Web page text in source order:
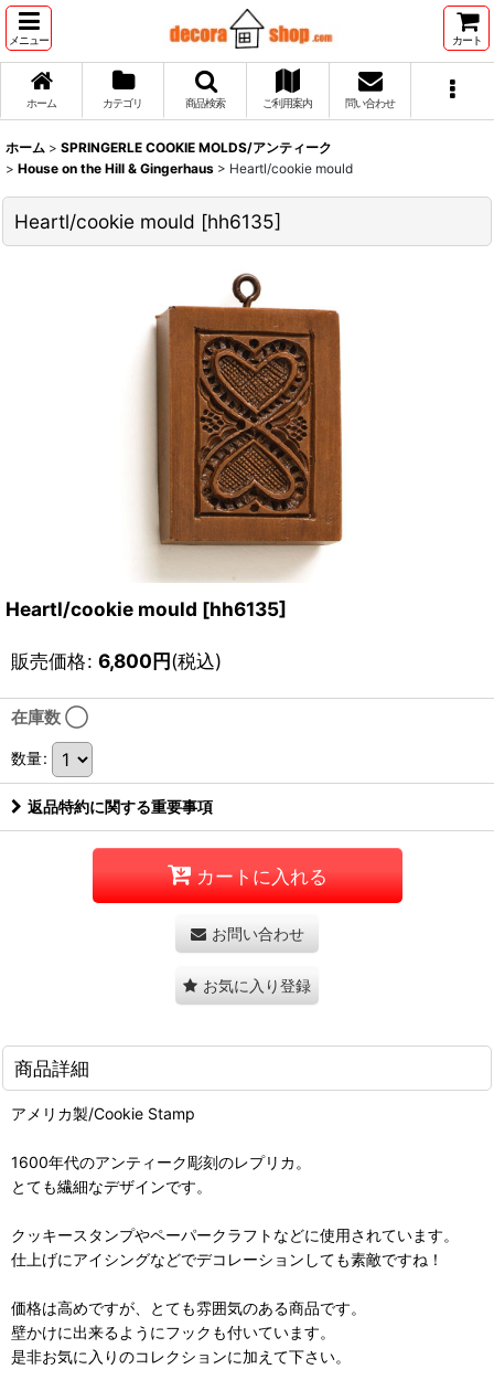
メニュー カート
ホーム カテゴリ 商品検索 ご利用案内 問い合わせ
ホーム > SPRINGERLE COOKIE MOLDS/アンティーク
> House on the Hill & Gingerhaus > Heartl/cookie mould
Heartl/cookie mould [hh6135]
Heartl/cookie mould [hh6135]
販売価格: 6,800円(税込)
在庫数 ◯
数量:
返品特約に関する重要事項
カートに入れる
お問い合わせ
お気に入り登録
商品詳細
アメリカ製/Cookie Stamp
1600年代のアンティーク彫刻のレプリカ。
とても繊細なデザインです。
クッキースタンプやペーパークラフトなどに使用されています。
仕上げにアイシングなどでデコレーションしても素敵ですね！
価格は高めですが、とても雰囲気のある商品です。
壁かけに出来るようにフックも付いています。
是非お気に入りのコレクションに加えて下さい。